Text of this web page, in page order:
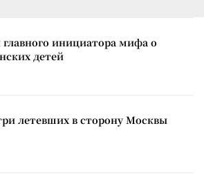
инициатора мифа о
детей
летевших в сторону Москвы